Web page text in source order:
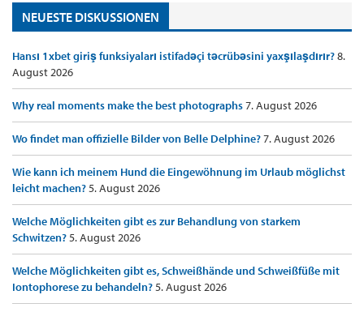
NEUESTE DISKUSSIONEN
Hansı 1xbet giriş funksiyaları istifadəçi təcrübəsini yaxşılaşdırır?8.
August 2026
Why real moments make the best photographs7. August 2026
Wo findet man offizielle Bilder von Belle Delphine?7. August 2026
Wie kann ich meinem Hund die Eingewöhnung im Urlaub möglichst
leicht machen?5. August 2026
Welche Möglichkeiten gibt es zur Behandlung von starkem
Schwitzen?5. August 2026
Welche Möglichkeiten gibt es, Schweißhände und Schweißfüße mit
Iontophorese zu behandeln?5. August 2026